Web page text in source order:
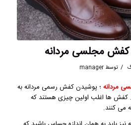
کفش مجلسی مردانه
/ توسط manager
مردانه ؛ پوشیدن کفش رسمی مردانه به
کفش ها اغلب اولین چیزی هستند که
می کنند.